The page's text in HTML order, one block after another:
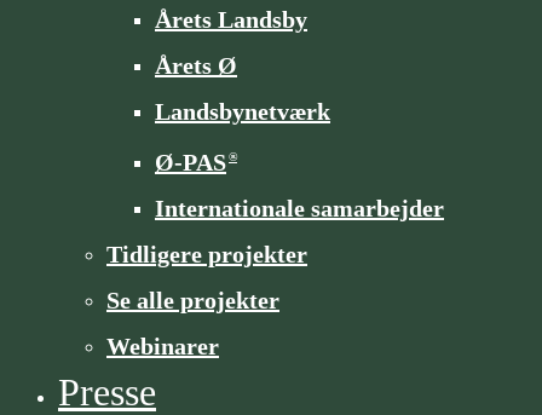
Årets Landsby
Årets Ø
Landsbynetværk
Ø-PAS®
Internationale samarbejder
Tidligere projekter
Se alle projekter
Webinarer
Presse